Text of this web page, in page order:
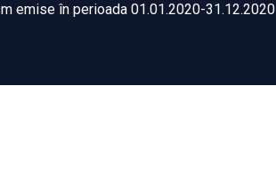
emise în perioada 01.01.2020-31.12.2020